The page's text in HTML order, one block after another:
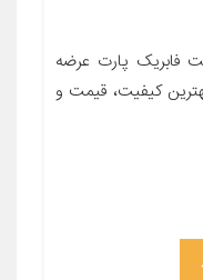
فابریک پارت عرضه
کیفیت، قیمت و